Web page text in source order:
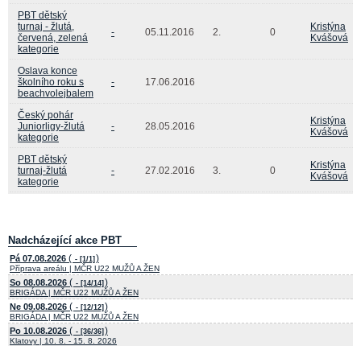
PBT dětský
turnaj - žlutá,
červená, zelená
kategorie
- 05.11.2016 2. 0
Kristýna
Kvášová
Oslava konce
školního roku s
beachvolejbalem
- 17.06.2016
Český pohár
Juniorligy-žlutá
kategorie
- 28.05.2016
Kristýna
Kvášová
PBT dětský
turnaj-žlutá
kategorie
- 27.02.2016 3. 0
Kristýna
Kvášová
Nadcházející akce PBT
Pá 07.08.2026 ( - [1/1] )
Příprava areálu | MČR U22 MUŽŮ A ŽEN
So 08.08.2026 ( - [14/14] )
BRIGÁDA | MČR U22 MUŽŮ A ŽEN
Ne 09.08.2026 ( - [12/12] )
BRIGÁDA | MČR U22 MUŽŮ A ŽEN
Po 10.08.2026 ( - [36/36] )
Klatovy | 10. 8. - 15. 8. 2026